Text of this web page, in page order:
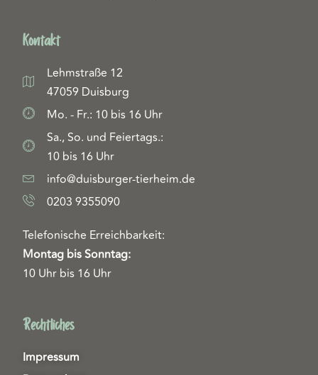
Kontakt
Lehmstraße 12
47059 Duisburg
Mo. - Fr.: 10 bis 16 Uhr
Sa., So. und Feiertags.:
10 bis 16 Uhr
info@duisburger-tierheim.de
0203 9355090
Telefonische Erreichbarkeit:
Montag bis Sonntag:
10 Uhr bis 16 Uhr
Rechtliches
Impressum